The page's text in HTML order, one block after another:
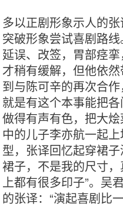
多以正剧形象示人的
突破形象尝试喜剧路
延误、改签，胃部痉
才稍有缓解，但他依
到与陈可辛的再次合
就是有这个本事能把各
做得有声有色，把大
中的儿子李亦航一起
型，张译回忆起穿裙
裙子，不是我的尺寸
上都有很多印子”。吴
的张译：“演起喜剧比